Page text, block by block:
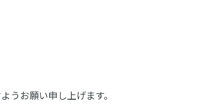
うお願い申し上げます。